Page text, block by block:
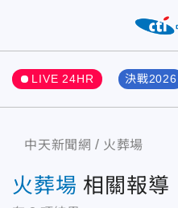
LIVE 24HR 決戰2026
中天新聞網 火葬場
火葬場 相關報導